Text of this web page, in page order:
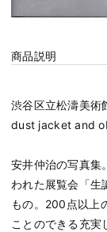
商品説明
渋谷区立松濤美
dust jacket and
安井仲治の写真集
われた展覧会「生
もの。200点以上
ことのできる充